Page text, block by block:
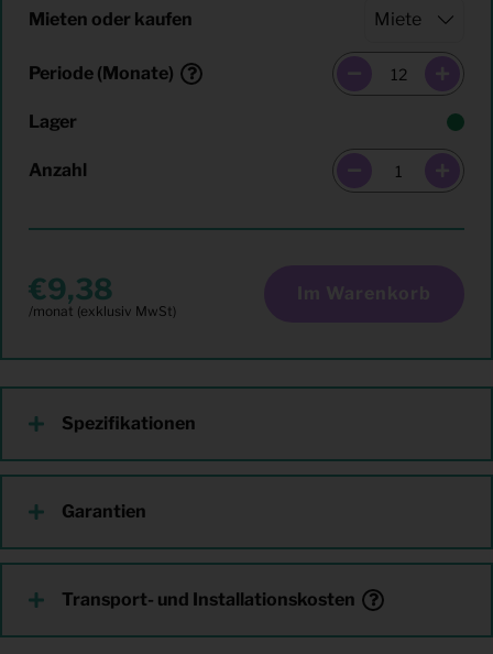
Mieten oder kaufen
Periode (Monate)
Lager
Anzahl
9,38 Im Warenkorb
Spezifikationen
Garantien
Transport- und Installationskosten